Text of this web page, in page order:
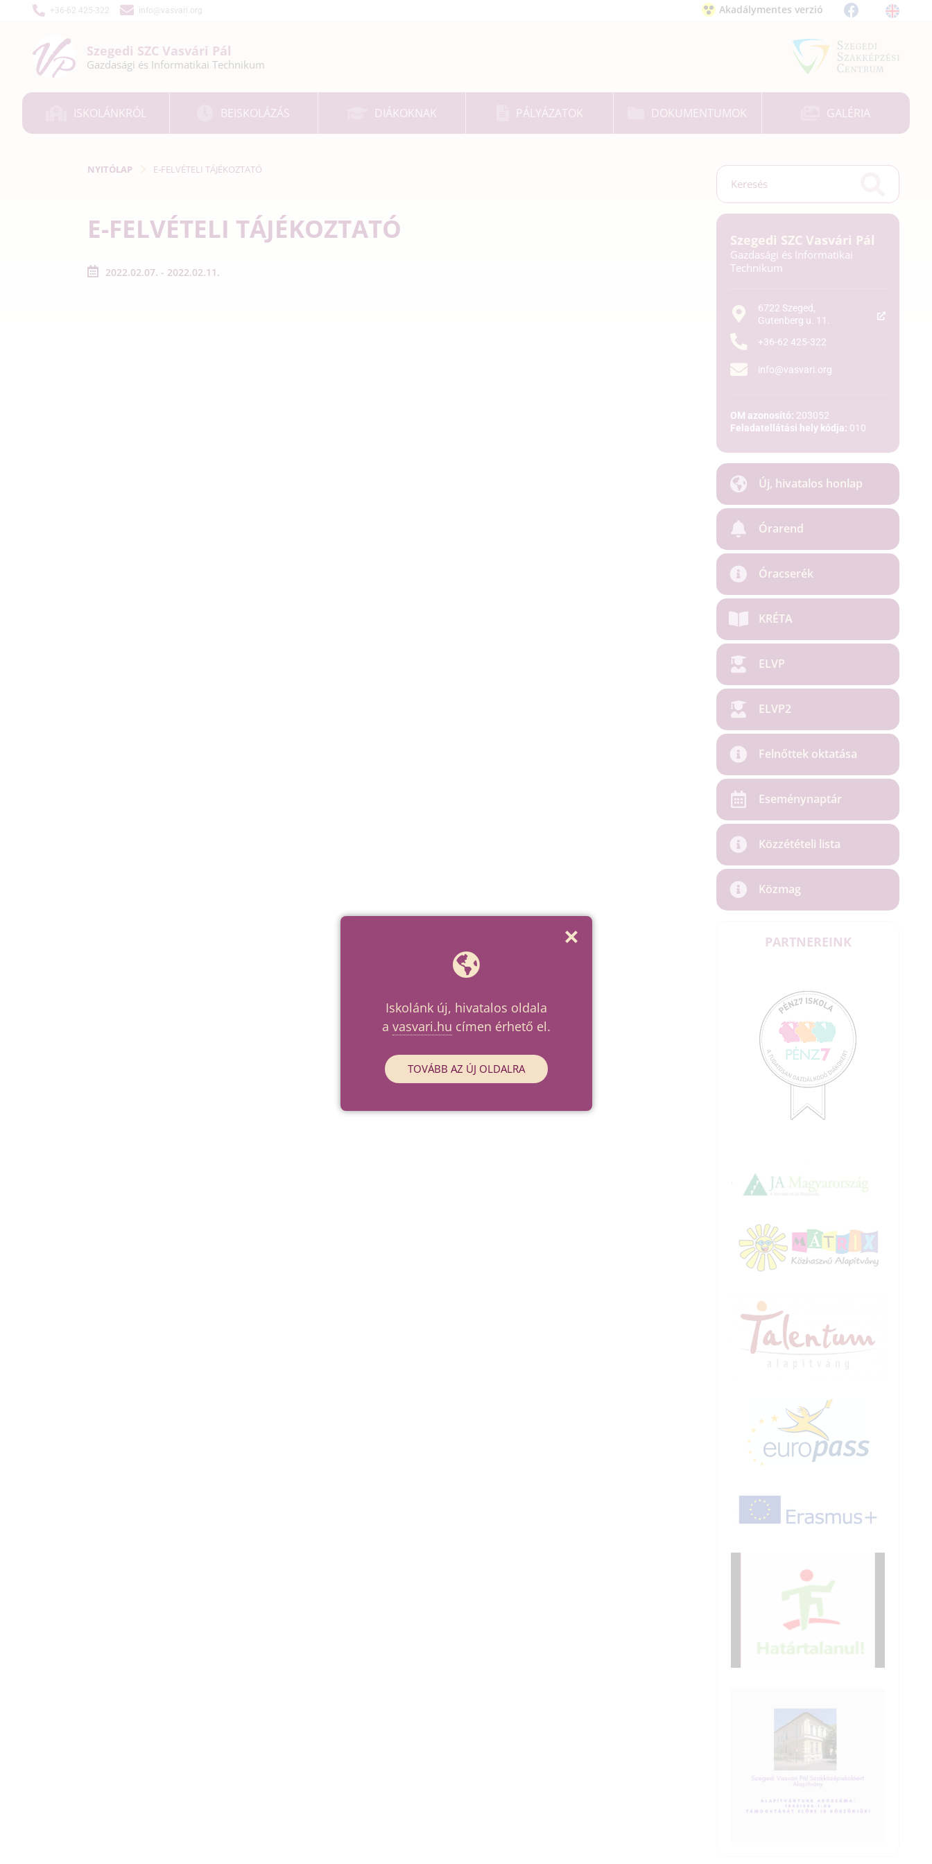
+36-62 425-322 info@vasvari.org Akadálymentes verzió
Szegedi SZC Vasvári Pál
Gazdasági és Informatikai Technikum
ISKOLÁNKRÓL BEISKOLÁZÁS DIÁKOKNAK PÁLYÁZATOK DOKUMENTUMOK GALÉRIA
NYITÓLAP E-FELVÉTELI TÁJÉKOZTATÓ
E-FELVÉTELI TÁJÉKOZTATÓ
2022.02.07. - 2022.02.11.
Szegedi SZC Vasvári Pál
Gazdasági és Informatikai
Technikum
6722 Szeged,
Gutenberg u. 11.
+36-62 425-322
info@vasvari.org
OM azonosító: 203052
Feladatellátási hely kódja: 010
Új, hivatalos honlap
Órarend
Óracserék
KRÉTA
ELVP
ELVP2
Felnőttek oktatása
Eseménynaptár
Közzétételi lista
Közmag
PARTNEREINK
Iskolánk új, hivatalos oldala
a vasvari.hu címen érhető el.
TOVÁBB AZ ÚJ OLDALRA